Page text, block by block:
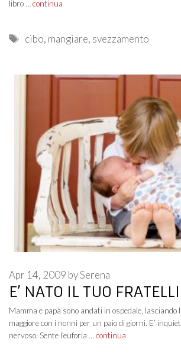
libro … continua
Tags
cibo, mangiare, svezzamento
E’ NATO IL TUO
Apr 14, 2009 bySerena
Mamma e papà sono andati in ospedale, lasciando
maggiore con i nonni per un paio di giorni. E’
nervoso. Sente l’euforia … continua